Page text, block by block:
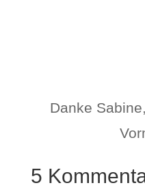
Danke
5